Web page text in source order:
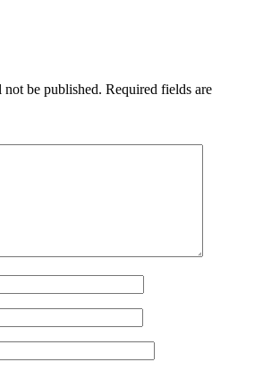
be published. Required fields are